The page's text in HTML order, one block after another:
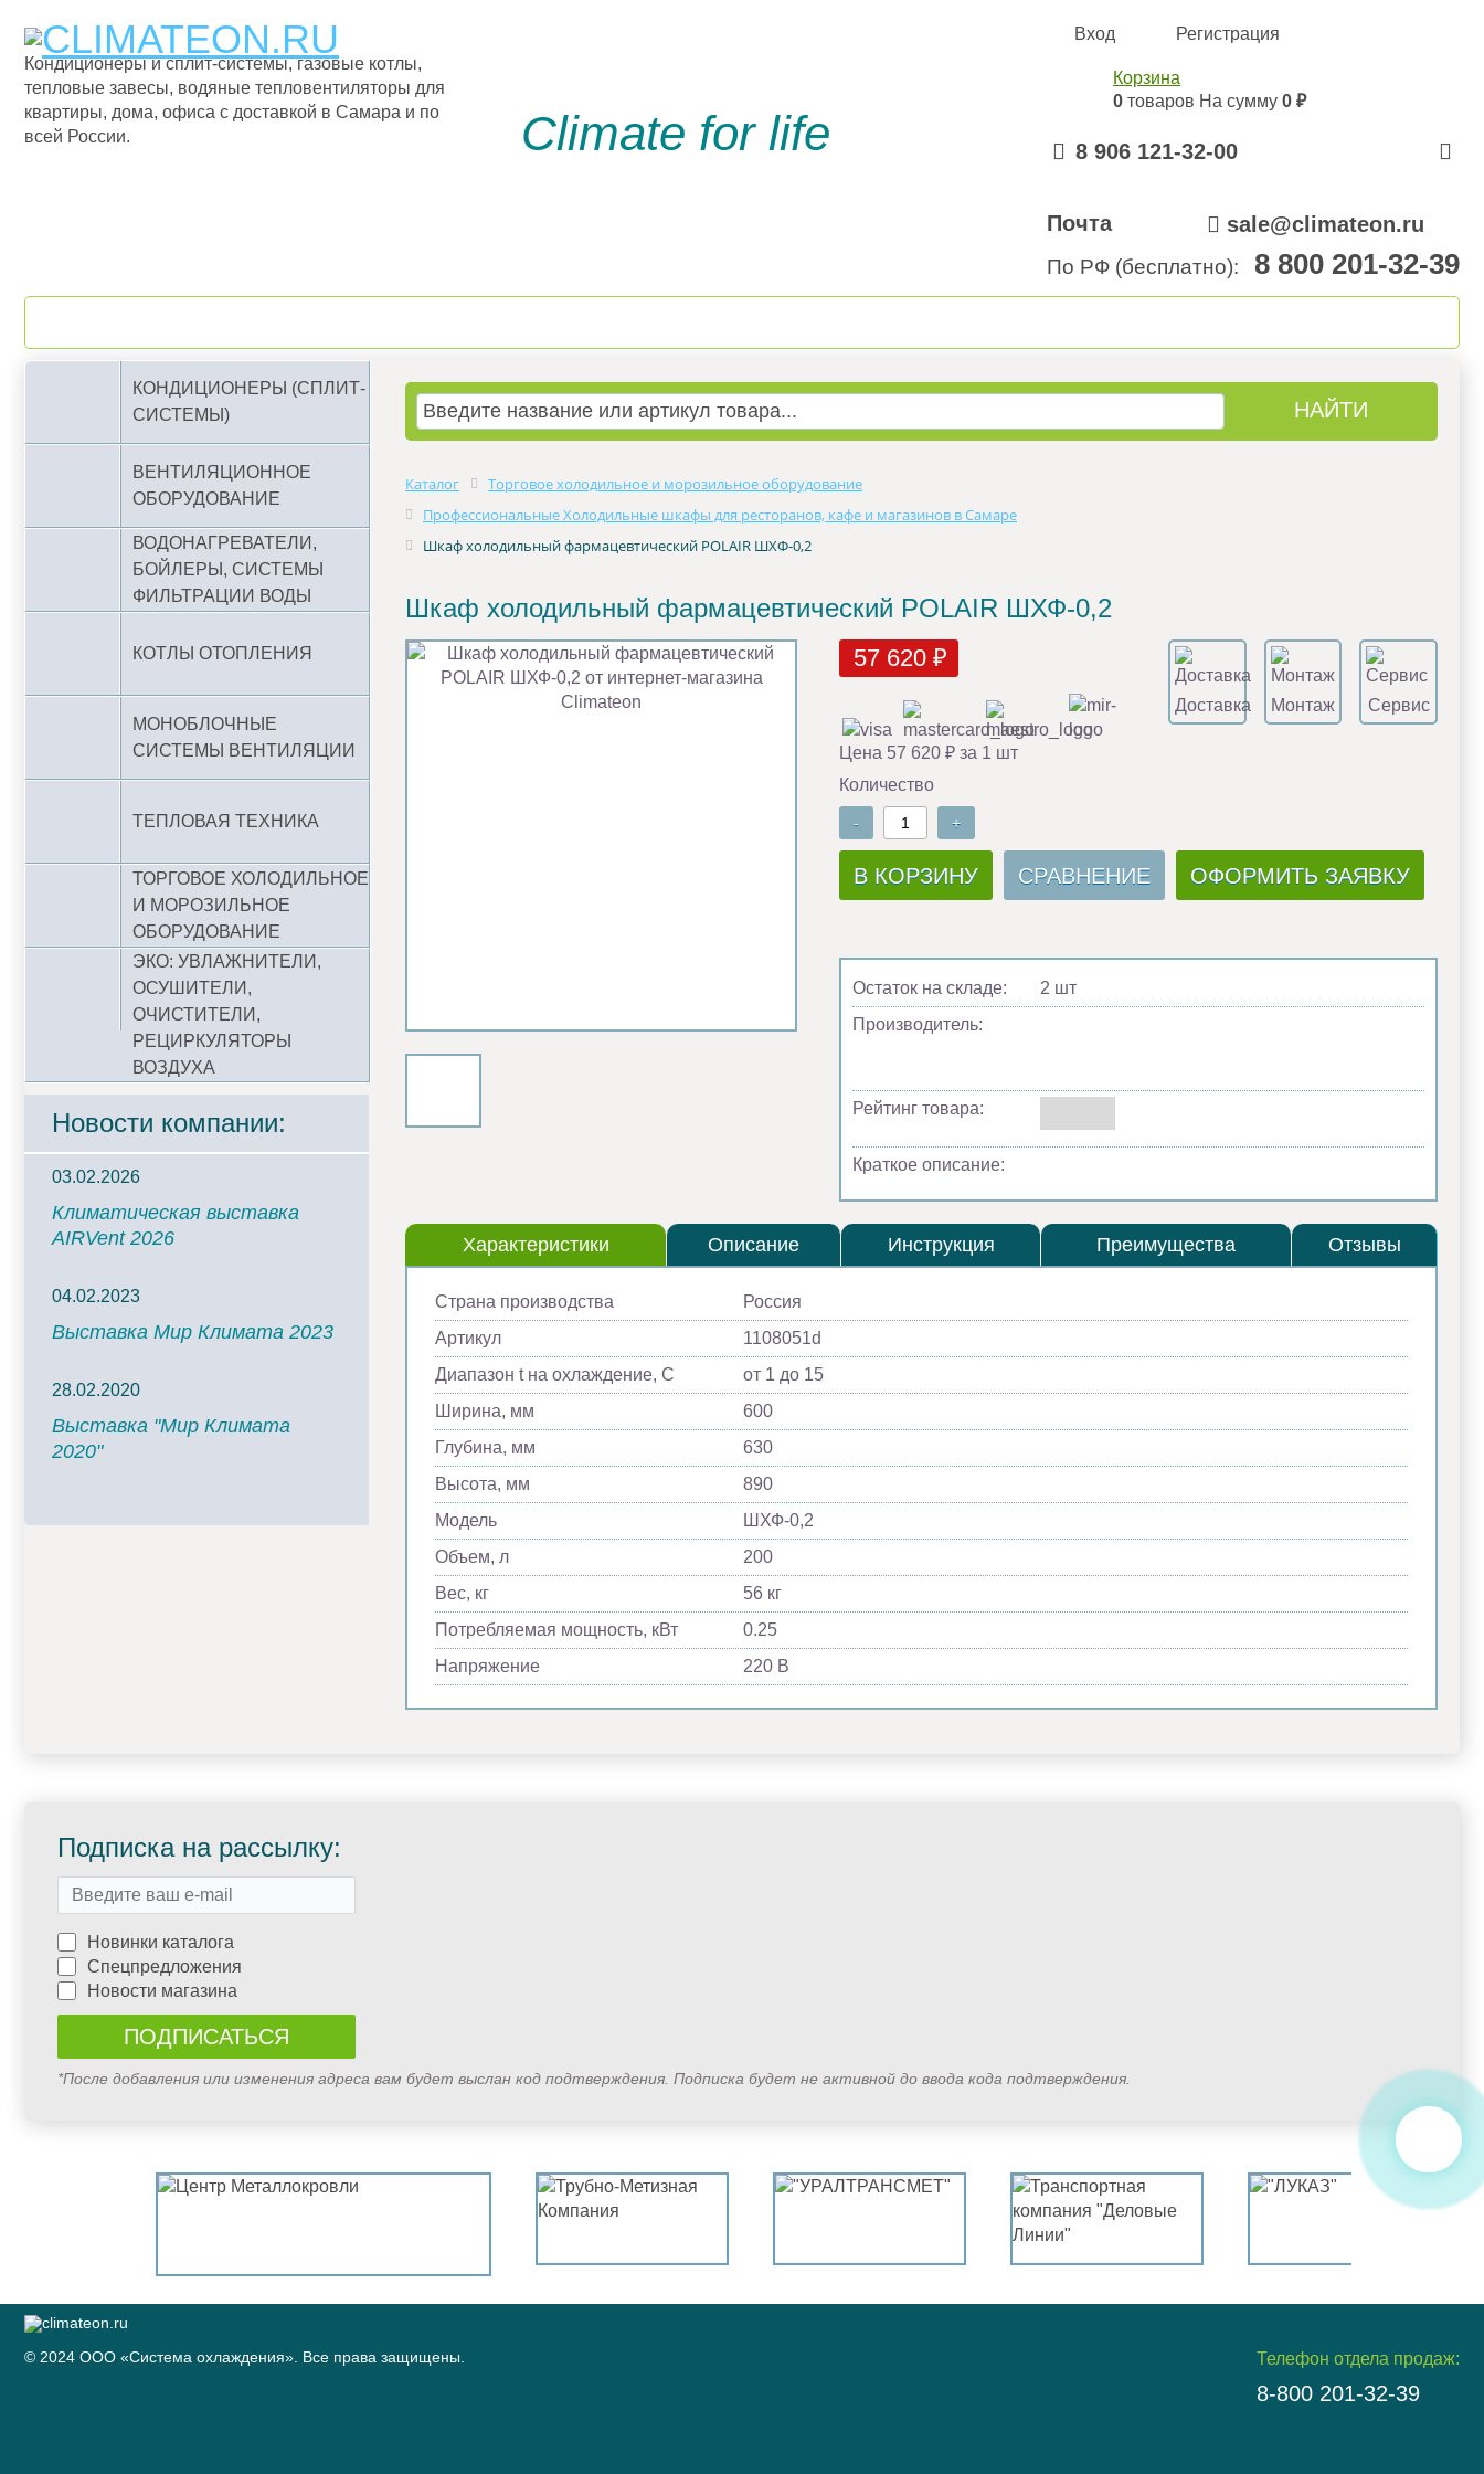
Кондиционеры и сплит-системы, газовые котлы,
тепловые завесы, водяные тепловентиляторы для
квартиры, дома, офиса с доставкой в Самара и по
всей России.
Climate for life
Вход Регистрация
Корзина
0 товаров На сумму 0 ₽
8 906 121-32-00
Почта sale@climateon.ru
По РФ (бесплатно): 8 800 201-32-39
КОНДИЦИОНЕРЫ (СПЛИТ-
СИСТЕМЫ)
ВЕНТИЛЯЦИОННОЕ
ОБОРУДОВАНИЕ
ВОДОНАГРЕВАТЕЛИ,
БОЙЛЕРЫ, СИСТЕМЫ
ФИЛЬТРАЦИИ ВОДЫ
КОТЛЫ ОТОПЛЕНИЯ
МОНОБЛОЧНЫЕ
СИСТЕМЫ ВЕНТИЛЯЦИИ
ТЕПЛОВАЯ ТЕХНИКА
ТОРГОВОЕ ХОЛОДИЛЬНОЕ
И МОРОЗИЛЬНОЕ
ОБОРУДОВАНИЕ
ЭКО: УВЛАЖНИТЕЛИ,
ОСУШИТЕЛИ,
ОЧИСТИТЕЛИ,
РЕЦИРКУЛЯТОРЫ
ВОЗДУХА
Новости компании:
03.02.2026
Климатическая выставка
AIRVent 2026
04.02.2023
Выставка Мир Климата 2023
28.02.2020
Выставка "Мир Климата
2020"
Каталог
Торговое холодильное и морозильное оборудование
Профессиональные Холодильные шкафы для ресторанов, кафе и магазинов в Самаре
Шкаф холодильный фармацевтический POLAIR ШХФ-0,2
Шкаф холодильный фармацевтический POLAIR ШХФ-0,2
57 620 ₽
Доставка Монтаж Сервис
Цена 57 620 ₽ за 1 шт
Количество
- +
В КОРЗИНУ СРАВНЕНИЕ ОФОРМИТЬ ЗАЯВКУ
Остаток на складе:
2 шт
Производитель:
Рейтинг товара:
Краткое описание:
Характеристики Описание Инструкция Преимущества Отзывы
Страна производства
Россия
Артикул
1108051d
Диапазон t на охлаждение, С
от 1 до 15
Ширина, мм
600
Глубина, мм
630
Высота, мм
890
Модель
ШХФ-0,2
Объем, л
200
Вес, кг
56 кг
Потребляемая мощность, кВт
0.25
Напряжение
220 В
Подписка на рассылку:
Новинки каталога
Спецпредложения
Новости магазина
*После добавления или изменения адреса вам будет выслан код подтверждения. Подписка будет не активной до ввода кода подтверждения.
© 2024 ООО «Система охлаждения». Все права защищены. Телефон отдела продаж:
8-800 201-32-39